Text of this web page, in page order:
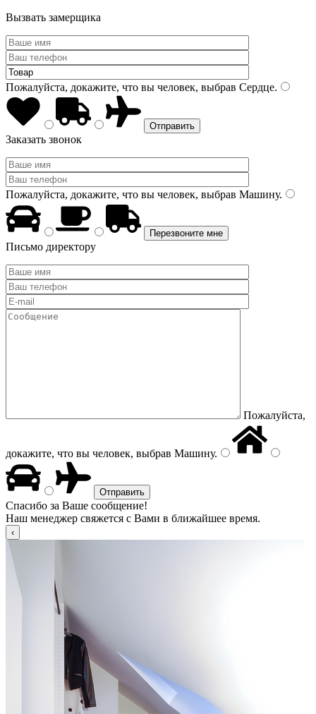
Вызвать замерщика
Пожалуйста, докажите, что вы человек, выбрав Сердце.
Заказать звонок
Пожалуйста, докажите, что вы человек, выбрав Машину.
Письмо директору
Пожалуйста,
докажите, что вы человек, выбрав Машину.
Спасибо за Ваше сообщение!
Наш менеджер свяжется с Вами в ближайшее время.